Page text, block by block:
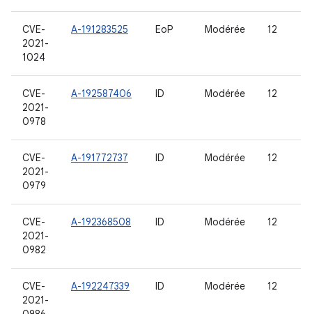
CVE-
2021-
1024
A-191283525 EoP Modérée 12
CVE-
2021-
0978
A-192587406 ID Modérée 12
CVE-
2021-
0979
A-191772737 ID Modérée 12
CVE-
2021-
0982
A-192368508 ID Modérée 12
CVE-
2021-
A-192247339 ID Modérée 12